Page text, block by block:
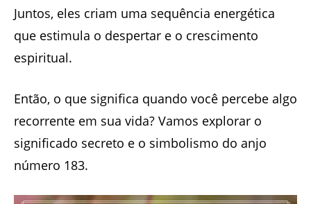
Juntos, eles criam uma sequência energética
que estimula o despertar e o crescimento
espiritual.
Então, o que significa quando você percebe algo
recorrente em sua vida? Vamos explorar o
significado secreto e o simbolismo do anjo
número 183.